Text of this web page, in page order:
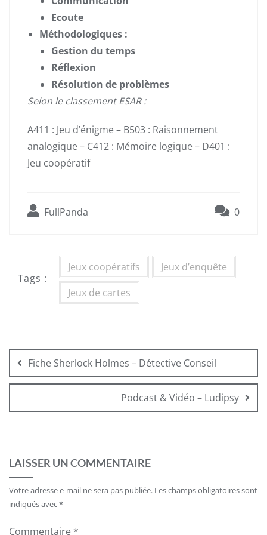
Ecoute
Méthodologiques :
Gestion du temps
Réflexion
Résolution de problèmes
Selon le classement ESAR :
A411 : Jeu d’énigme – B503 : Raisonnement
analogique – C412 : Mémoire logique – D401 :
Jeu coopératif
FullPanda 0
Tags :
Jeux coopératifs
Jeux d’enquête
Jeux de cartes
de
l’article
Fiche Sherlock Holmes – Détective Conseil
Podcast & Vidéo – Ludipsy
LAISSER UN COMMENTAIRE
Votre adresse e-mail ne sera pas publiée. Les champs obligatoires sont
indiqués avec*
Commentaire *